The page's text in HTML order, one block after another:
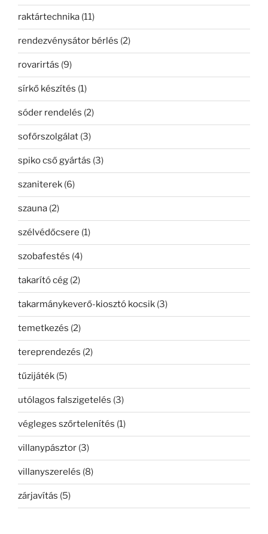
raktártechnika (11)
rendezvénysátor bérlés (2)
rovarirtás (9)
sírkő készítés (1)
sóder rendelés (2)
sofőrszolgálat (3)
spiko cső gyártás (3)
szaniterek (6)
szauna (2)
szélvédőcsere (1)
szobafestés (4)
takarító cég (2)
takarmánykeverő-kiosztó kocsik (3)
temetkezés (2)
tereprendezés (2)
tűzijáték (5)
utólagos falszigetelés (3)
végleges szőrtelenítés (1)
villanypásztor (3)
villanyszerelés (8)
zárjavítás (5)